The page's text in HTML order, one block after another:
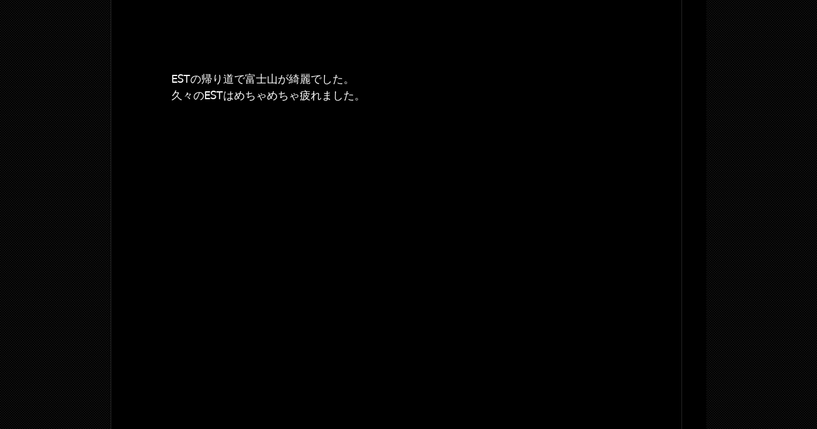
ESTの帰り道で富士山が綺麗でした。
久々のESTはめちゃめちゃ疲れました。